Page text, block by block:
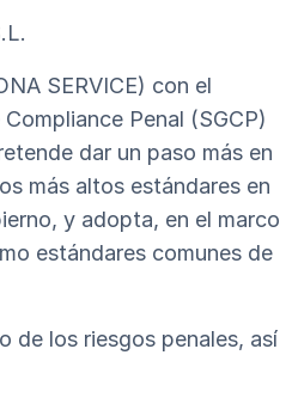
SERVICE) con el
Penal (SGCP)
dar un paso más en
más altos estándares en
y adopta, en el marco
estándares comunes de
de los riesgos penales, así